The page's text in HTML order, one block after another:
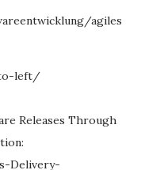
agiles
left/
Releases Through
Delivery-